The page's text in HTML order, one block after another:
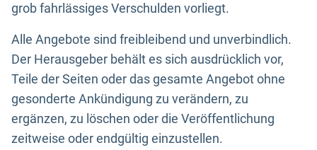
grob fahrlässiges Verschulden vorliegt.
Alle Angebote sind freibleibend und unverbindlich.
Der Herausgeber behält es sich ausdrücklich vor,
Teile der Seiten oder das gesamte Angebot ohne
gesonderte Ankündigung zu verändern, zu
ergänzen, zu löschen oder die Veröffentlichung
zeitweise oder endgültig einzustellen.